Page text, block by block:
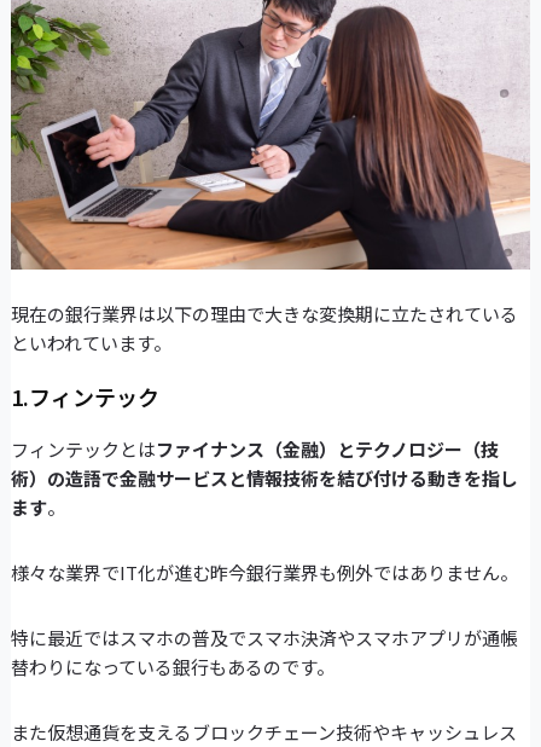
現在の銀行業界は以下の理由で大きな変換期に立たされている
といわれています。
1.フィンテック
フィンテックとはファイナンス（金融）とテクノロジー（技
術）の造語で金融サービスと情報技術を結び付ける動きを指し
ます。
様々な業界でIT化が進む昨今銀行業界も例外ではありません。
特に最近ではスマホの普及でスマホ決済やスマホアプリが通帳
替わりになっている銀行もあるのです。
また仮想通貨を支えるブロックチェーン技術やキャッシュレス